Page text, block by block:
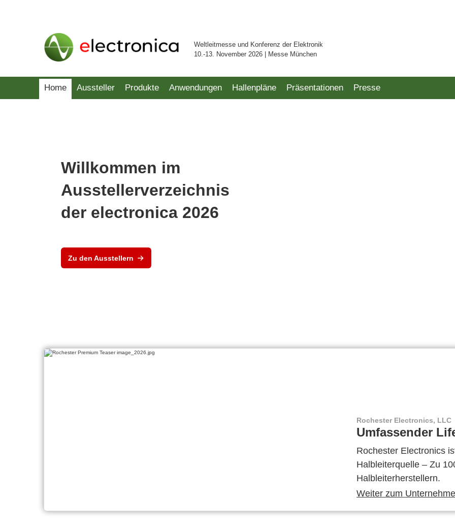
Weltleitmesse und Konferenz der Elektronik
10.-13. November 2026 | Messe München
Home Aussteller Produkte Anwendungen Hallenpläne Präsentationen Presse
Willkommen im
Ausstellerverzeichnis
der electronica 2026
Zu den Ausstellern
Rochester Electronics, LLC
Umfassender
Rochester Electronics
Halbleiterquelle – Zu
Halbleiterherstellern.
Weiter zum